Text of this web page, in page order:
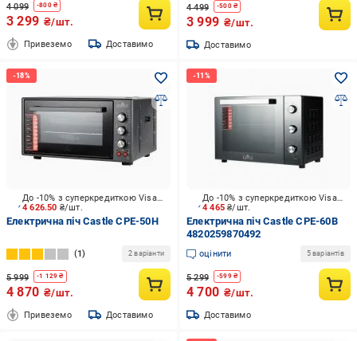
4 099 -800₴
3 299 ₴/шт.
Привеземо Доставимо
4 499 -500₴
3 999 ₴/шт.
Доставимо
4 626.50 ₴/шт.
До -10% з суперкредиткою Visa Вигода
Електрична піч Castle CPE-50H
1 2 варіанти
5 999 -1 129 ₴
4 870 ₴/шт.
Привеземо Доставимо
4 465₴/шт.
До -10% з суперкредиткою Visa Вигода
Електрична піч Castle CPE-60B
4820259870492
оцінити 5 варіантів
5 299 -599₴
4 700 ₴/шт.
Доставимо